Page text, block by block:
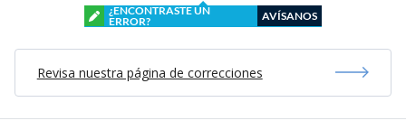
¿ENCONTRASTE UN
ERROR?
AVÍSANOS
Revisa nuestra página de correcciones